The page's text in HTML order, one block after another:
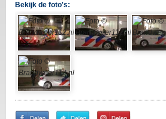
Bekijk de foto's:
Share
Share
Pin